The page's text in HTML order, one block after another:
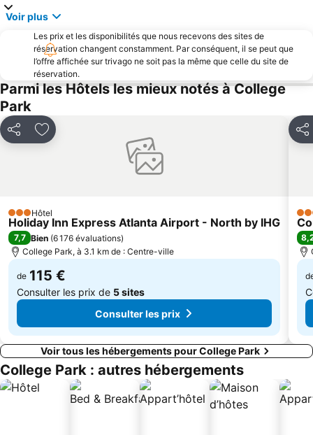
Voir plus
Les prix et les disponibilités que nous recevons des sites de
réservation changent constamment. Par conséquent, il se peut que
l’offre affichée sur trivago ne soit pas la même que celle du site de
réservation.
Parmi les Hôtels les mieux notés à College
Park
PartagerAjouter à mes favoris
3 Étoiles
Hôtel
Holiday Inn Express Atlanta Airport - North by IHG
7,7 Bien (6 176 évaluations)
College Park, à 3.1 km de : Centre-ville
de 115 €
Consulter les prix de 5 sites
Consulter les prix
3
Voir tous les hébergements pour College Park
College Park : autres hébergements